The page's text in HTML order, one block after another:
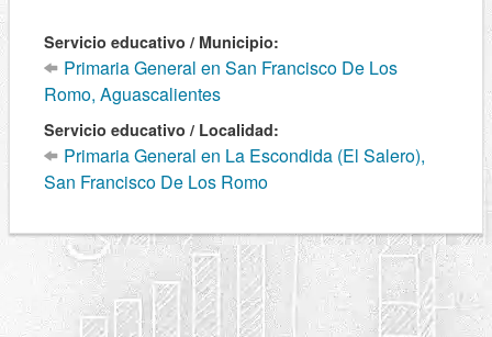
Servicio educativo / Municipio:
Primaria General en San Francisco De Los
Romo, Aguascalientes
Servicio educativo / Localidad:
Primaria General en La Escondida (El Salero),
San Francisco De Los Romo